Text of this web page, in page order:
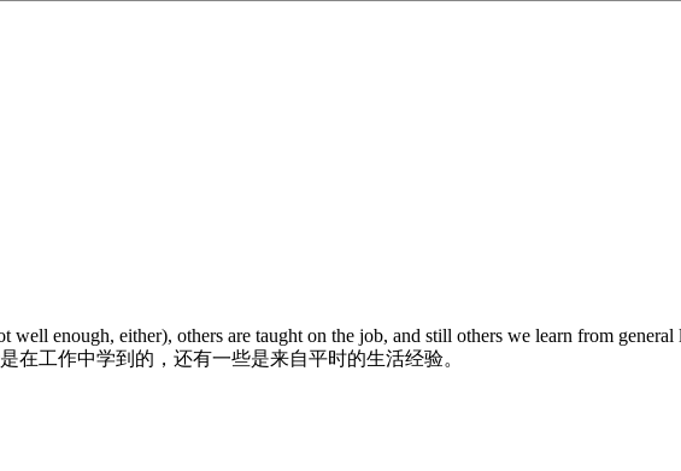
well enough, either), others are taught on the job, and still others we learn from
工作中学到的，还有一些是来自平时的生活经验。